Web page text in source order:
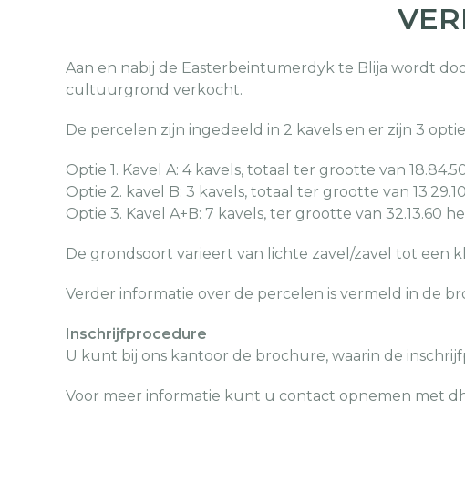
Aan en nabij de Easterbeintumerdyk te Blija wordt
cultuurgrond verkocht.
De percelen zijn ingedeeld in 2 kavels en er zijn 3
Optie 1. Kavel A: 4 kavels, totaal ter grootte van
Optie 2. kavel B: 3 kavels, totaal ter grootte van
Optie 3. Kavel A+B: 7 kavels, ter grootte van 32.13.60
De grondsoort varieert van lichte zavel/zavel tot een
Verder informatie over de percelen is vermeld in de
Inschrijfprocedure
U kunt bij ons kantoor de brochure, waarin de
Voor meer informatie kunt u contact opnemen met